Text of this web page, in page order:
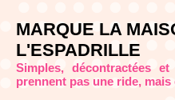
MARQUE LA
L'ESPADRILLE
Simples, décontractées
prennent pas une ride,